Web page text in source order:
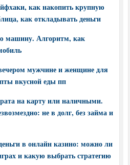
как накопить крупную
как откладывать деньги
машину. Алгоритм, как
мужчине и женщине для
вкусной еды пп
на карту или наличными.
не в долг, без займа и
в онлайн казино: можно ли
и какую выбрать стратегию